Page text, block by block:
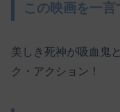
この映画を一言
美しき死神が吸血鬼
ク・アクション！